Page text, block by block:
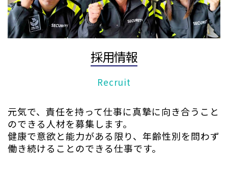
採用情報
Recruit
元気で、責任を持って仕事に真摯に向き合うこと
のできる人材を募集します。
健康で意欲と能力がある限り、年齢性別を問わず
働き続けることのできる仕事です。